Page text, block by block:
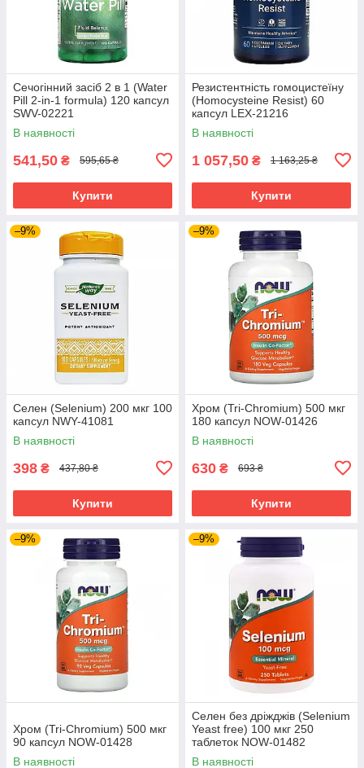
Сечогінний засіб 2 в 1 (Water
Pill 2-in-1 formula) 120 капсул
SWV-02221
В наявності
541,50 ₴ 595,65 ₴
Купити
Резистентність гомоцистеїну
(Homocysteine Resist) 60
капсул LEX-21216
В наявності
1 057,50 ₴ 1 163,25 ₴
Купити
–9%
Селен (Selenium) 200 мкг 100
капсул NWY-41081
В наявності
398 ₴ 437,80 ₴
Купити
–9%
Хром (Tri-Chromium) 500 мкг
180 капсул NOW-01426
В наявності
630 ₴ 693 ₴
Купити
–9%
Хром (Tri-Chromium) 500 мкг
90 капсул NOW-01428
В наявності
–9%
Селен без дріжджів (Selenium
Yeast free) 100 мкг 250
таблеток NOW-01482
В наявності